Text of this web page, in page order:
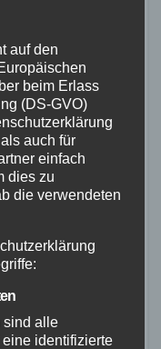
themen-
sicher-im-
auf den
beim Erlass
(DS-GVO)
auch für
einfach
dies zu
die verwendeten
sind alle
eine identifizierte